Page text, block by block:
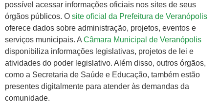
possível acessar informações oficiais nos sites de seus
órgãos públicos. O site oficial da Prefeitura de Veranópolis
oferece dados sobre administração, projetos, eventos e
serviços municipais. A Câmara Municipal de Veranópolis
disponibiliza informações legislativas, projetos de lei e
atividades do poder legislativo. Além disso, outros órgãos,
como a Secretaria de Saúde e Educação, também estão
presentes digitalmente para atender às demandas da
comunidade.